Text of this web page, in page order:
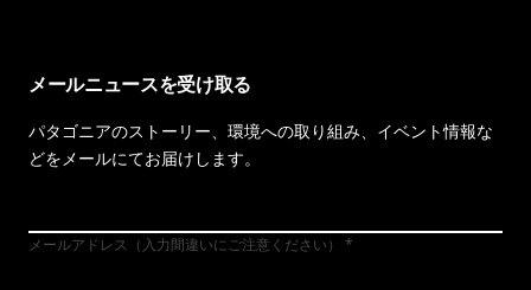
メールニュースを受け取る
パタゴニアのストーリー、環境への取り組み、イベント情報な
どをメールにてお届けします。
メールアドレス（入力間違いにご注意ください）